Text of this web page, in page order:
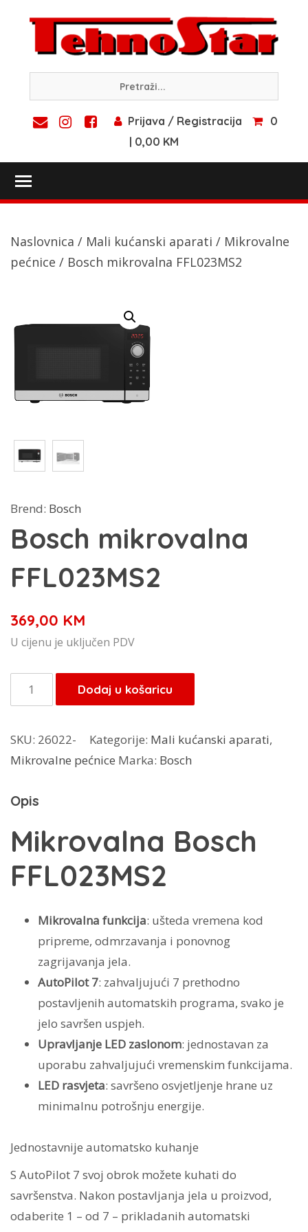
content
Prijava / Registracija
0
| 0,00 KM
Naslovnica / Mali kućanski aparati / Mikrovalne
pećnice / Bosch mikrovalna FFL023MS2
Brend: Bosch
Bosch mikrovalna
FFL023MS2
369,00 KM
U cijenu je uključen PDV
Bosch
mikrovalna
količina
Dodaj u košaricu
SKU: 26022- Kategorije: Mali kućanski aparati,
Mikrovalne pećnice Marka: Bosch
Opis
Mikrovalna Bosch
FFL023MS2
Mikrovalna funkcija: ušteda vremena kod
pripreme, odmrzavanja i ponovnog
zagrijavanja jela.
AutoPilot 7: zahvaljujući 7 prethodno
postavljenih automatskih programa, svako je
jelo savršen uspjeh.
Upravljanje LED zaslonom: jednostavan za
uporabu zahvaljujući vremenskim funkcijama.
LED rasvjeta: savršeno osvjetljenje hrane uz
minimalnu potrošnju energije.
Jednostavnije automatsko kuhanje
S AutoPilot 7 svoj obrok možete kuhati do
savršenstva. Nakon postavljanja jela u proizvod,
odaberite 1 – od 7 – prikladanih automatski